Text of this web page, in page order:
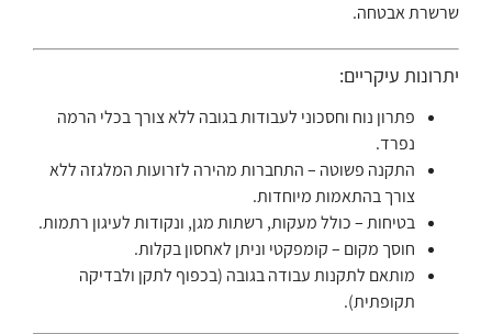
שרשרת אבטחה.
יתרונות עיקריים:
פתרון נוח וחסכוני לעבודות בגובה ללא צורך בכלי הרמה
נפרד.
התקנה פשוטה – התחברות מהירה לזרועות המלגזה ללא
צורך בהתאמות מיוחדות.
בטיחות – כולל מעקות, רשתות מגן, ונקודות לעיגון רתמות.
חוסך מקום – קומפקטי וניתן לאחסון בקלות.
מותאם לתקנות עבודה בגובה (בכפוף לתקן ולבדיקה
תקופתית).